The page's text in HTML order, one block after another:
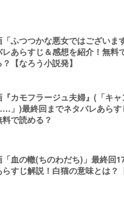
「ふつつかな悪女ではございま
レあらすじ＆感想を紹介！無料
【なろう小説発】
『カモフラージュ夫婦』(「キ
」)最終回までネタバレあらす
料で読める？
「血の轍(ちのわだち)」最終回
らすじ解説！白猫の意味とは？